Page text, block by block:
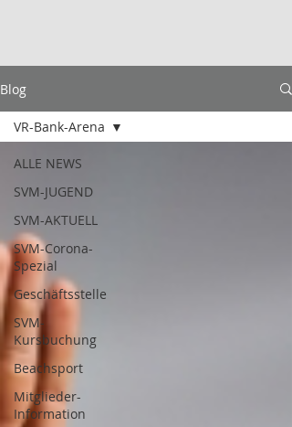
Blog
ALLE NEWS
SVM-JUGEND
SVM-AKTUELL
SVM-Corona-
Spezial
Geschäftsstelle
SVM-
Kursbuchung
Beachsport
Mitglieder-
Information
VR-Bank-Arena